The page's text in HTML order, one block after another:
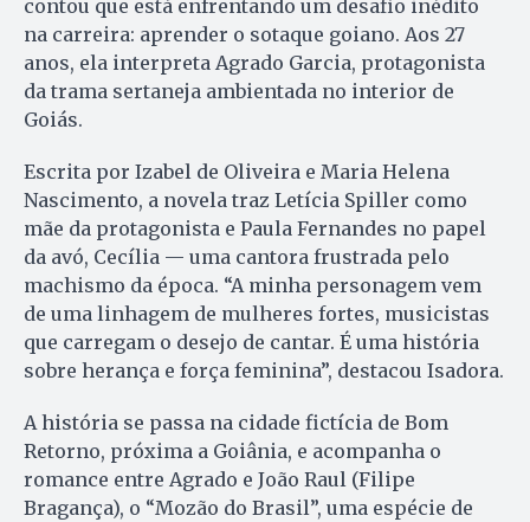
contou que está enfrentando um desafio inédito
na carreira: aprender o sotaque goiano. Aos 27
anos, ela interpreta Agrado Garcia, protagonista
da trama sertaneja ambientada no interior de
Goiás.
Escrita por Izabel de Oliveira e Maria Helena
Nascimento, a novela traz Letícia Spiller como
mãe da protagonista e Paula Fernandes no papel
da avó, Cecília — uma cantora frustrada pelo
machismo da época. “A minha personagem vem
de uma linhagem de mulheres fortes, musicistas
que carregam o desejo de cantar. É uma história
sobre herança e força feminina”, destacou Isadora.
A história se passa na cidade fictícia de Bom
Retorno, próxima a Goiânia, e acompanha o
romance entre Agrado e João Raul (Filipe
Bragança), o “Mozão do Brasil”, uma espécie de